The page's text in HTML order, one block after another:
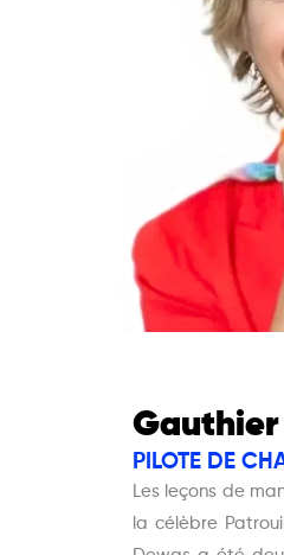
Gauthier
PILOTE DE
Les leçons de
la célèbre